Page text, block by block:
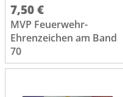
7,50 €
MVP Feuerwehr-
Ehrenzeichen am Band
70